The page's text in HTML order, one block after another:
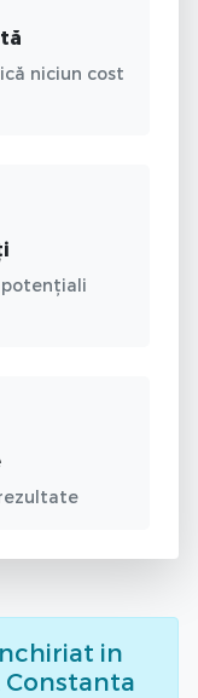
niciun cost
potențiali
in